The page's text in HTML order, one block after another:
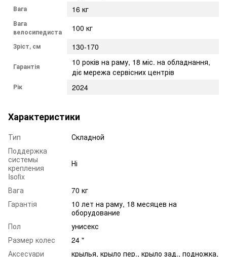
Вага 16 кг
Вага
велосипедиста
100 кг
Зріст, см 130-170
Гарантія
10 років на раму, 18 міс. на обладнання,
діє мережа сервісних центрів
Рік 2024
Характеристики
Тип
Складной
Поддержка
системы
крепления
Isofix
Ні
Вага
70 кг
Гарантія
10 лет на раму, 18 месяцев на
оборудование
Пол
унисекс
Размер колес
24 "
Аксесуари
крылья, крыло пер., крыло зад., подножка,